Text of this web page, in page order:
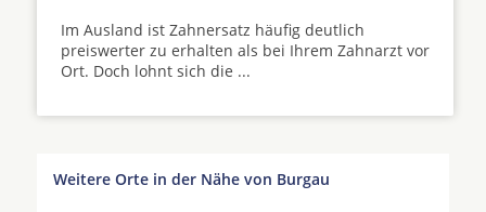
Im Ausland ist Zahnersatz häufig deutlich
preiswerter zu erhalten als bei Ihrem Zahnarzt vor
Ort. Doch lohnt sich die ...
Weitere Orte in der Nähe von Burgau